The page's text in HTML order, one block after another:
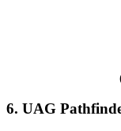
6. UAG